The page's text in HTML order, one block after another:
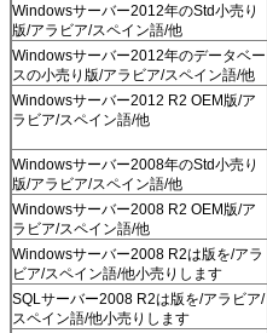
Windowsサーバー2012年のStd小売り
版/アラビア/スペイン語/他
Windowsサーバー2012年のデータベー
スの小売り版/アラビア/スペイン語/他
Windowsサーバー2012 R2 OEM版/ア
ラビア/スペイン語/他
Windowsサーバー2008年のStd小売り
版/アラビア/スペイン語/他
Windowsサーバー2008 R2 OEM版/ア
ラビア/スペイン語/他
Windowsサーバー2008 R2は版を/アラ
ビア/スペイン語/他小売りします
SQLサーバー2008 R2は版を/アラビア/
スペイン語/他小売りします